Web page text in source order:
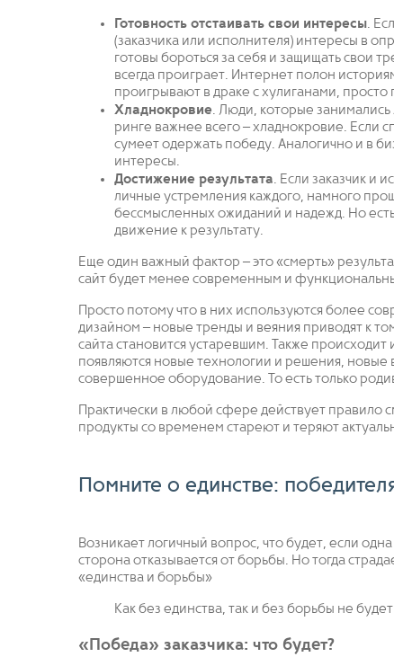
Готовность отстаивать свои интересы.
(заказчика или исполнителя) интересы в
готовы бороться за себя и защищать свои
всегда проиграет. Интернет полон
проигрывают в драке с хулиганами,
Хладнокровие. Люди, которые
ринге важнее всего – хладнокровие. Если
сумеет одержать победу. Аналогично и в
интересы.
Достижение результата. Если заказчик и
личные устремления каждого, намного
бессмысленных ожиданий и надежд. Но
движение к результату.
Еще один важный фактор – это «смерть»
сайт будет менее современным и
Просто потому что в них используются более
дизайном – новые тренды и веяния приводят к
сайта становится устаревшим. Также
появляются новые технологии и решения,
совершенное оборудование. То есть только
Практически в любой сфере действует правило
продукты со временем стареют и теряют
Помните о единстве:
Возникает логичный вопрос, что будет, если
сторона отказывается от борьбы. Но тогда
«единства и борьбы»
Как без единства, так и без борьбы не
«Победа» заказчика: что будет?